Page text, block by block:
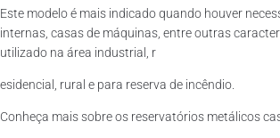
Este modelo é mais indicado quando houver
internas, casas de máquinas, entre outras
utilizado na área industrial, r
esidencial, rural e para reserva de incêndio.
Conheça mais sobre os reservatórios metálicos